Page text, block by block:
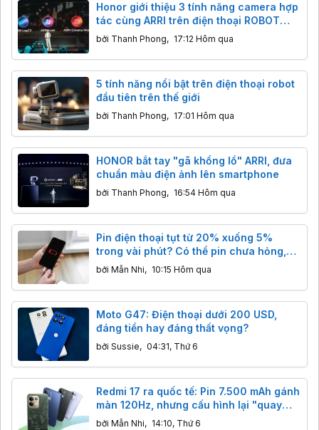
Honor giới thiệu 3 tính năng camera hợp
tác cùng ARRI trên điện thoại ROBOT
PHONE
bởi Thanh Phong, 17:12 Hôm qua
5 tính năng nổi bật trên điện thoại robot
đầu tiên trên thế giới
bởi Thanh Phong, 17:01 Hôm qua
HONOR bắt tay "gã khổng lồ" ARRI, đưa
chuẩn màu điện ảnh lên smartphone
bởi Thanh Phong, 16:54 Hôm qua
Pin điện thoại tụt từ 20% xuống 5%
trong vài phút? Có thể pin chưa hỏng,
chỉ là máy đang “đếm sai”
bởi Mẫn Nhi, 10:15 Hôm qua
Moto G47: Điện thoại dưới 200 USD,
đáng tiền hay đáng thất vọng?
bởi Sussie, 04:31, Thứ 6
Redmi 17 ra quốc tế: Pin 7.500 mAh gánh
màn 120Hz, nhưng cấu hình lại "quay
xe" về thời eMMC và màn HD+
bởi Mẫn Nhi, 14:10, Thứ 6